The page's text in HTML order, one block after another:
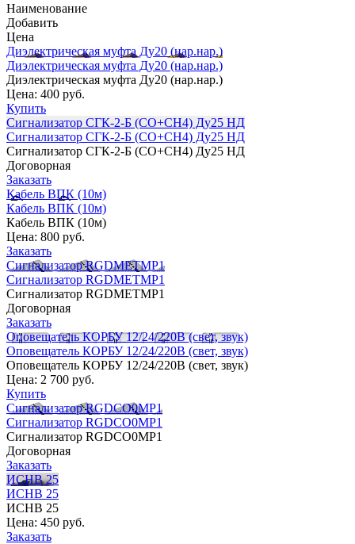
Наименование
Добавить
Цена
Диэлектрическая муфта Ду20 (нар.нар.)
Диэлектрическая муфта Ду20 (нар.нар.)
Диэлектрическая муфта Ду20 (нар.нар.)
Цена: 400 руб.
Купить
Сигнализатор СГК-2-Б (CO+СН4) Ду25 НД
Сигнализатор СГК-2-Б (CO+СН4) Ду25 НД
Сигнализатор СГК-2-Б (CO+СН4) Ду25 НД
Договорная
Заказать
Кабель ВПК (10м)
Кабель ВПК (10м)
Кабель ВПК (10м)
Цена: 800 руб.
Заказать
Сигнализатор RGDMEТMP1
Сигнализатор RGDMEТMP1
Сигнализатор RGDMEТMP1
Договорная
Заказать
Оповещатель КОРБУ 12/24/220В (свет, звук)
Оповещатель КОРБУ 12/24/220В (свет, звук)
Оповещатель КОРБУ 12/24/220В (свет, звук)
Цена: 2 700 руб.
Купить
Сигнализатор RGDCO0MP1
Сигнализатор RGDCO0MP1
Сигнализатор RGDCO0MP1
Договорная
Заказать
ИСНВ 25
ИСНВ 25
ИСНВ 25
Цена: 450 руб.
Заказать